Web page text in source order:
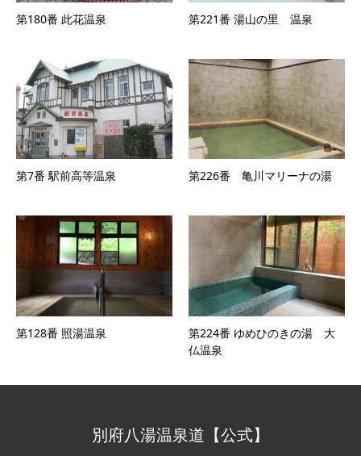
第180番 此花温泉 第221番 湯山の里 温泉
第7番 駅前高等温泉 第226番 亀川マリーナの湯
第128番 照湯温泉
第224番 ゆめひのきの湯 大
仏温泉
別府八湯温泉道【公式】